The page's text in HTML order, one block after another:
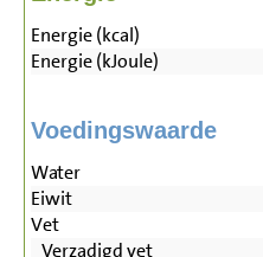
Energie (kcal)
Energie (kJoule)
Voedingswaarde
Water
Eiwit
Vet
Verzadigd vet